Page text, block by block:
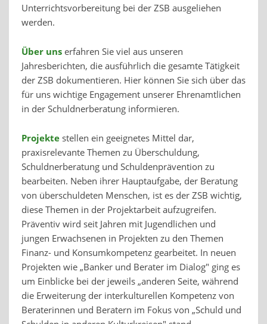
Unterrichtsvorbereitung bei der ZSB ausgeliehen
werden.
Über unserfahren Sie viel aus unseren
Jahresberichten, die ausführlich die gesamte Tätigkeit
der ZSB dokumentieren. Hier können Sie sich über das
für uns wichtige Engagement unserer Ehrenamtlichen
in der Schuldnerberatung informieren.
Projektestellen ein geeignetes Mittel dar,
praxisrelevante Themen zu Überschuldung,
Schuldnerberatung und Schuldenprävention zu
bearbeiten. Neben ihrer Hauptaufgabe, der Beratung
von überschuldeten Menschen, ist es der ZSB wichtig,
diese Themen in der Projektarbeit aufzugreifen.
Präventiv wird seit Jahren mit Jugendlichen und
jungen Erwachsenen in Projekten zu den Themen
Finanz- und Konsumkompetenz gearbeitet. In neuen
Projekten wie „Banker und Berater im Dialog" ging es
um Einblicke bei der jeweils „anderen Seite, während
die Erweiterung der interkulturellen Kompetenz von
Beraterinnen und Beratern im Fokus von „Schuld und